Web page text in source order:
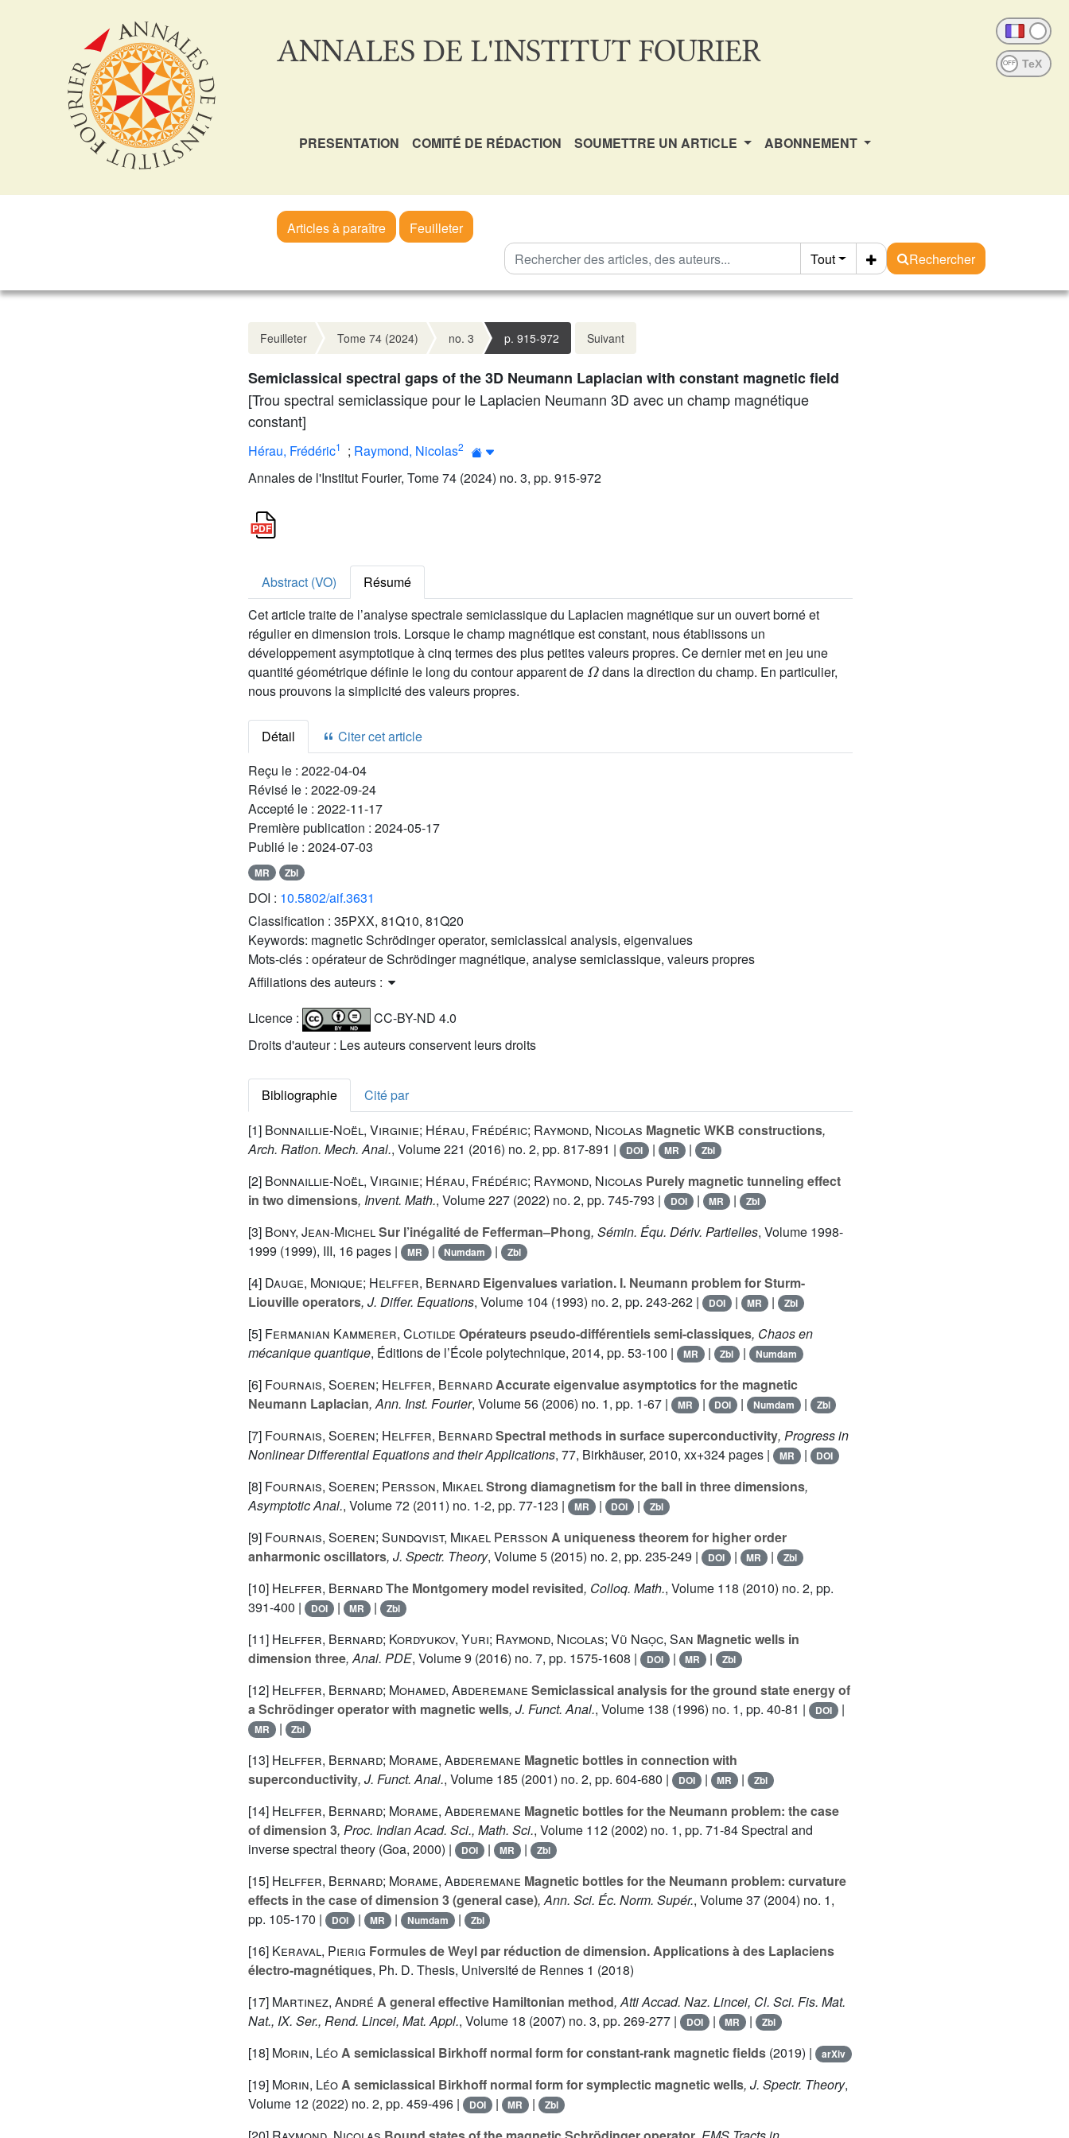
ANNALES DE L'INSTITUT FOURIER OFF
PRESENTATION COMITÉ DE RÉDACTION SOUMETTRE UN ARTICLE ABONNEMENT
Articles à paraître
Feuilleter
Tout
Rechercher
Feuilleter Tome 74 (2024) no. 3 p. 915-972 Suivant
Semiclassical spectral gaps of the 3D Neumann Laplacian with constant magnetic field
[Trou spectral semiclassique pour le Laplacien Neumann 3D avec un champ magnétique
constant]
Hérau, Frédéric1 ; Raymond, Nicolas2
Annales de l'Institut Fourier, Tome 74 (2024) no. 3, pp. 915-972
Abstract (VO)
Résumé
Cet article traite de l’analyse spectrale semiclassique du Laplacien magnétique sur un ouvert borné et
régulier en dimension trois. Lorsque le champ magnétique est constant, nous établissons un
développement asymptotique à cinq termes des plus petites valeurs propres. Ce dernier met en jeu une
quantité géométrique définie le long du contour apparent de
Ω
dans la direction du champ. En particulier,
nous prouvons la simplicité des valeurs propres.
Détail
Citer cet article
Reçu le : 2022-04-04
Révisé le : 2022-09-24
Accepté le : 2022-11-17
Première publication : 2024-05-17
Publié le : 2024-07-03
MR Zbl
DOI : 10.5802/aif.3631
Classification : 35PXX, 81Q10, 81Q20
Keywords: magnetic Schrödinger operator, semiclassical analysis, eigenvalues
Mots-clés : opérateur de Schrödinger magnétique, analyse semiclassique, valeurs propres
Affiliations des auteurs :
Licence :
CC-BY-ND 4.0
Droits d'auteur : Les auteurs conservent leurs droits
Bibliographie
Cité par
[1] Bonnaillie-Noël, Virginie; Hérau, Frédéric; Raymond, Nicolas Magnetic WKB constructions,
Arch. Ration. Mech. Anal., Volume 221 (2016) no. 2, pp. 817-891 | DOI | MR | Zbl
[2] Bonnaillie-Noël, Virginie; Hérau, Frédéric; Raymond, Nicolas Purely magnetic tunneling effect
in two dimensions, Invent. Math., Volume 227 (2022) no. 2, pp. 745-793 | DOI | MR | Zbl
[3] Bony, Jean-MichelSur l’inégalité de Fefferman–Phong, Sémin. Équ. Dériv. Partielles, Volume 1998-
1999 (1999), III, 16 pages | MR | Numdam | Zbl
[4] Dauge, Monique; Helffer, Bernard Eigenvalues variation. I. Neumann problem for Sturm-
Liouville operators, J. Differ. Equations, Volume 104 (1993) no. 2, pp. 243-262 | DOI | MR | Zbl
[5] Fermanian Kammerer, Clotilde Opérateurs pseudo-différentiels semi-classiques, Chaos en
mécanique quantique, Éditions de l’École polytechnique, 2014, pp. 53-100 | MR | Zbl | Numdam
[6] Fournais, Soeren; Helffer, BernardAccurate eigenvalue asymptotics for the magnetic
Neumann Laplacian, Ann. Inst. Fourier, Volume 56 (2006) no. 1, pp. 1-67 | MR | DOI | Numdam | Zbl
[7] Fournais, Soeren; Helffer, BernardSpectral methods in surface superconductivity, Progress in
Nonlinear Differential Equations and their Applications, 77, Birkhäuser, 2010, xx+324 pages | MR | DOI
[8] Fournais, Soeren; Persson, MikaelStrong diamagnetism for the ball in three dimensions,
Asymptotic Anal., Volume 72 (2011) no. 1-2, pp. 77-123 | MR | DOI | Zbl
[9] Fournais, Soeren; Sundqvist, Mikael Persson A uniqueness theorem for higher order
anharmonic oscillators, J. Spectr. Theory, Volume 5 (2015) no. 2, pp. 235-249 | DOI | MR | Zbl
[10] Helffer, BernardThe Montgomery model revisited, Colloq. Math., Volume 118 (2010) no. 2, pp.
391-400 |
DOI | MR | Zbl
[11] Helffer, Bernard; Kordyukov, Yuri; Raymond, Nicolas; Vũ Ngọc, San Magnetic wells in
dimension three, Anal. PDE, Volume 9 (2016) no. 7, pp. 1575-1608 | DOI | MR | Zbl
[12] Helffer, Bernard; Mohamed, Abderemane Semiclassical analysis for the ground state energy of
a Schrödinger operator with magnetic wells, J. Funct. Anal., Volume 138 (1996) no. 1, pp. 40-81 | DOI |
MR | Zbl
[13] Helffer, Bernard; Morame, Abderemane Magnetic bottles in connection with
superconductivity, J. Funct. Anal., Volume 185 (2001) no. 2, pp. 604-680 | DOI | MR | Zbl
[14] Helffer, Bernard; Morame, Abderemane Magnetic bottles for the Neumann problem: the case
of dimension 3, Proc. Indian Acad. Sci., Math. Sci., Volume 112 (2002) no. 1, pp. 71-84 Spectral and
inverse spectral theory (Goa, 2000) |
DOI | MR | Zbl
[15] Helffer, Bernard; Morame, Abderemane Magnetic bottles for the Neumann problem: curvature
effects in the case of dimension 3 (general case), Ann. Sci. Éc. Norm. Supér., Volume 37 (2004) no. 1,
pp. 105-170 |
DOI | MR | Numdam | Zbl
[16] Keraval, Pierig Formules de Weyl par réduction de dimension. Applications à des Laplaciens
électro-magnétiques, Ph. D. Thesis, Université de Rennes 1 (2018)
[17] Martinez, André A general effective Hamiltonian method, Atti Accad. Naz. Lincei, Cl. Sci. Fis. Mat.
Nat., IX. Ser., Rend. Lincei, Mat. Appl., Volume 18 (2007) no. 3, pp. 269-277 | DOI | MR | Zbl
[18] Morin, LéoA semiclassical Birkhoff normal form for constant-rank magnetic fields (2019) | arXiv
[19] Morin, LéoA semiclassical Birkhoff normal form for symplectic magnetic wells, J. Spectr. Theory,
Volume 12 (2022) no. 2, pp. 459-496 | DOI | MR | Zbl